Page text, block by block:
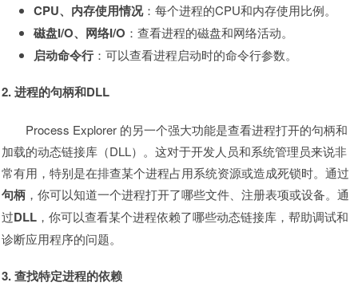
CPU、内存使用情况：每个进程的CPU和内存使用比例。
磁盘I/O、网络I/O ：查看进程的磁盘和网络活动。
启动命令行：可以查看进程启动时的命令行参数。
2. 进程的句柄和DLL
Process Explorer 的另一个强大功能是查看进程打开的句柄和
加载的动态链接库（DLL）。这对于开发人员和系统管理员来说非
常有用，特别是在排查某个进程占用系统资源或造成死锁时。通过
句柄 ，你可以知道一个进程打开了哪些文件、注册表项或设备。通
过DLL ，你可以查看某个进程依赖了哪些动态链接库，帮助调试和
诊断应用程序的问题。
3. 查找特定进程的依赖